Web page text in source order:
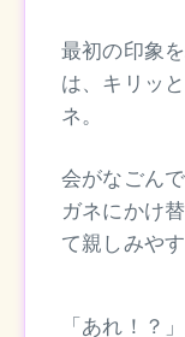
最初の印象
は、キリッ
ネ。
会がなごん
ガネにかけ
て親しみや
「あれ！？